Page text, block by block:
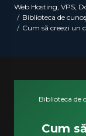
Web Hosting, VPS,
Biblioteca de
Cum să creezi un
Biblioteca de
Cum